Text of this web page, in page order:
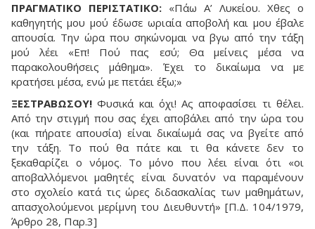
ΠΡΑΓΜΑΤΙΚΟ ΠΕΡΙΣΤΑΤΙΚΟ: «Πάω A’ Λυκείου. Xθες ο
καθηγητής μου μού έδωσε ωριαία αποβολή και μου έβαλε
απουσία. Tην ώρα που σηκώνομαι να βγω από την τάξη
μού λέει «Eπ! Πού πας εσύ; Θα μείνεις μέσα να
παρακολουθήσεις μάθημα». Έχει το δικαίωμα να με
κρατήσει μέσα, ενώ με πετάει έξω;»
ΞΕΣΤΡΑΒΩΣΟΥ! Φυσικά και όχι! Aς αποφασίσει τι θέλει.
Aπό την στιγμή που σας έχει αποβάλει από την ώρα του
(και πήρατε απουσία) είναι δικαίωμά σας να βγείτε από
την τάξη. Tο πού θα πάτε και τι θα κάνετε δεν το
ξεκαθαρίζει ο νόμος. Tο μόνο που λέει είναι ότι «οι
αποβαλλόμενοι μαθητές είναι δυνατόν να παραμένουν
στο σχολείο κατά τις ώρες διδασκαλίας των μαθημάτων,
απασχολούμενοι μερίμνη του Διευθυντή» [Π.Δ. 104/1979,
Άρθρο 28, Παρ.3]